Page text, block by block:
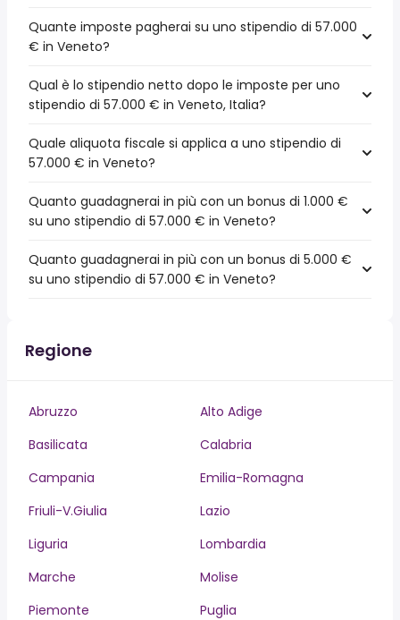
Quante imposte pagherai su uno stipendio di 57.000
€ in Veneto?
Qual è lo stipendio netto dopo le imposte per uno
stipendio di 57.000 € in Veneto, Italia?
Quale aliquota fiscale si applica a uno stipendio di
57.000 € in Veneto?
Quanto guadagnerai in più con un bonus di 1.000 €
su uno stipendio di 57.000 € in Veneto?
Quanto guadagnerai in più con un bonus di 5.000 €
su uno stipendio di 57.000 € in Veneto?
Regione
Abruzzo
Alto Adige
Basilicata
Calabria
Campania
Emilia-Romagna
Friuli-V.Giulia
Lazio
Liguria
Lombardia
Marche
Molise
Piemonte
Puglia